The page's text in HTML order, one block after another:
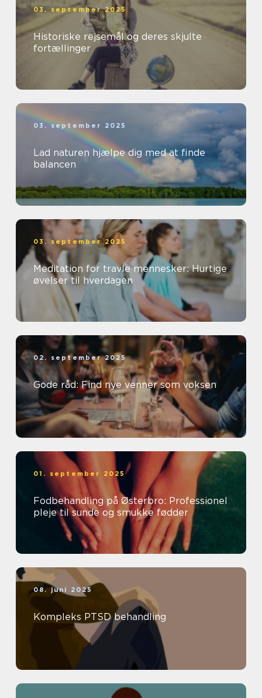
03. september 2025
Historiske rejsemål og deres skjulte
fortællinger
03. september 2025
Lad naturen hjælpe dig med at finde
balancen
03. september 2025
Meditation for travle mennesker: Hurtige
øvelser til hverdagen
02. september 2025
Gode råd: Find nye venner som voksen
01. september 2025
Fodbehandling på Østerbro: Professionel
pleje til sunde og smukke fødder
08. juni 2025
Kompleks PTSD behandling